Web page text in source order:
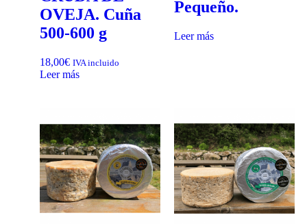
OVEJA. Cuña
500-600 g
18,00€ IVA incluido
Leer más
Pequeño.
Leer más